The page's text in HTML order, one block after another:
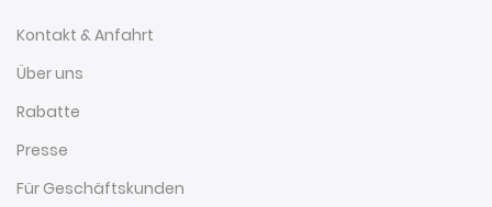
Kontakt & Anfahrt
Über uns
Rabatte
Presse
Für Geschäftskunden